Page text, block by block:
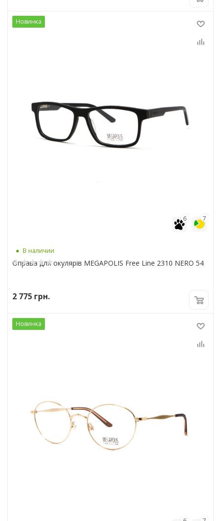
Новинка
7
6
В наличии
Оправа для окулярів MEGAPOLIS Free Line 2310 NERO 54
2 775 грн.
Новинка